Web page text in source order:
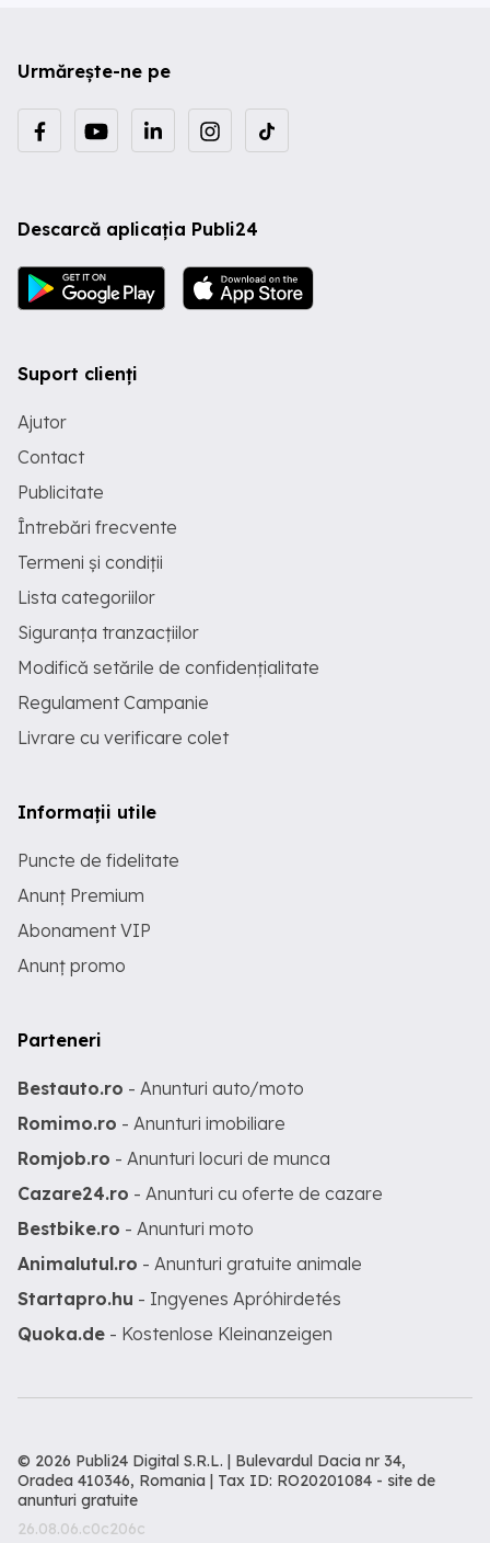
Urmărește-ne pe
Descarcă aplicația Publi24
Suport clienți
Ajutor
Contact
Publicitate
Întrebări frecvente
Termeni și condiții
Lista categoriilor
Siguranța tranzacțiilor
Modifică setările de confidențialitate
Regulament Campanie
Livrare cu verificare colet
Informații utile
Puncte de fidelitate
Anunț Premium
Abonament VIP
Anunț promo
Parteneri
Bestauto.ro - Anunturi auto/moto
Romimo.ro - Anunturi imobiliare
Romjob.ro - Anunturi locuri de munca
Cazare24.ro - Anunturi cu oferte de cazare
Bestbike.ro - Anunturi moto
Animalutul.ro - Anunturi gratuite animale
Startapro.hu - Ingyenes Apróhirdetés
Quoka.de - Kostenlose Kleinanzeigen
© 2026 Publi24 Digital S.R.L. | Bulevardul Dacia nr 34,
Oradea 410346, Romania | Tax ID: RO20201084 - site de
anunturi gratuite
26.08.06.c0c206c